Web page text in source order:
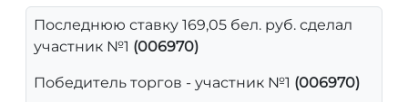
Последнюю ставку 169,05 бел. руб. сделал
участник №1 (006970)
Победитель торгов - участник №1 (006970)